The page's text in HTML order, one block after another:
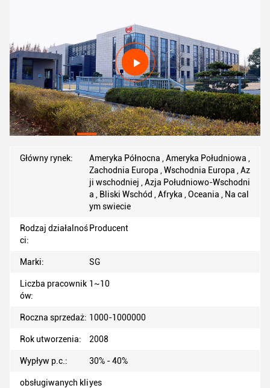
Główny rynek:
Ameryka Północna , Ameryka Południowa ,
Zachodnia Europa , Wschodnia Europa , Az
ji wschodniej , Azja Południowo-Wschodni
a , Bliski Wschód , Afryka , Oceania , Na cal
ym swiecie
Rodzaj działalnoś
ci:
Producent
Marki: SG
Liczba pracownik
ów:
1~10
Roczna sprzedaż: 1000-1000000
Rok utworzenia: 2008
Wypływ p.c.: 30% - 40%
obsługiwanych kliyes